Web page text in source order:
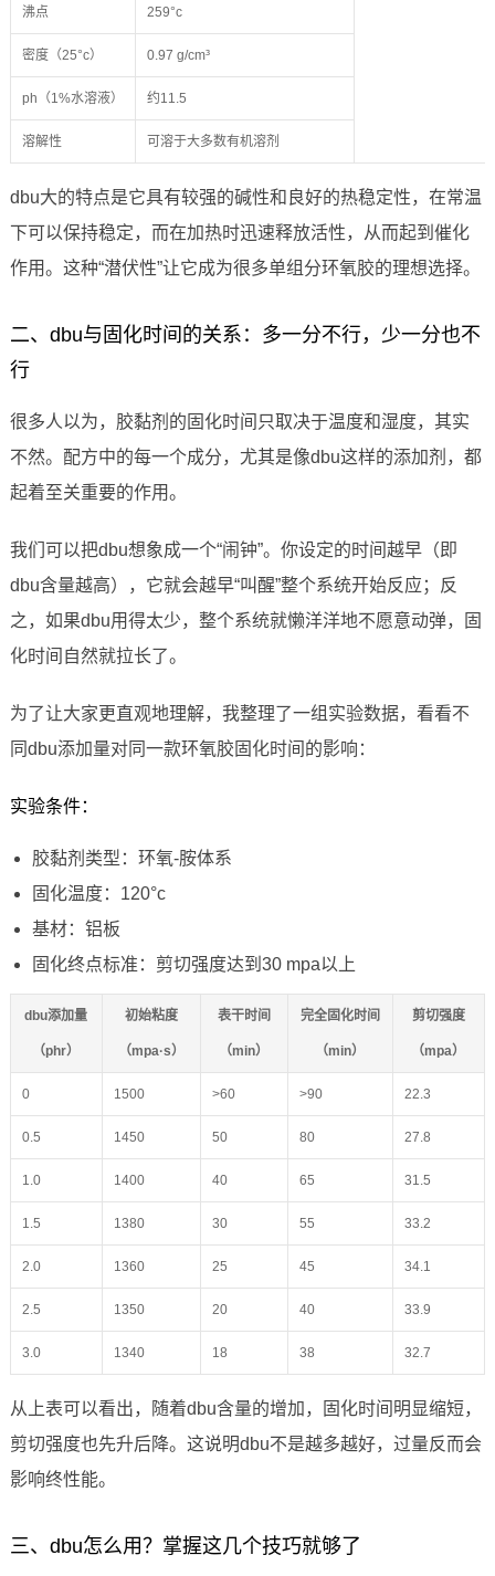
沸点 259°c
密度（25°c） 0.97 g/cm³
ph（1%水溶液） 约11.5
溶解性 可溶于大多数有机溶剂
dbu大的特点是它具有较强的碱性和良好的热稳定性，在常温
下可以保持稳定，而在加热时迅速释放活性，从而起到催化
作用。这种“潜伏性”让它成为很多单组分环氧胶的理想选择。
二、dbu与固化时间的关系：多一分不行，少一分也不
行
很多人以为，胶黏剂的固化时间只取决于温度和湿度，其实
不然。配方中的每一个成分，尤其是像dbu这样的添加剂，都
起着至关重要的作用。
我们可以把dbu想象成一个“闹钟”。你设定的时间越早（即
dbu含量越高），它就会越早“叫醒”整个系统开始反应；反
之，如果dbu用得太少，整个系统就懒洋洋地不愿意动弹，固
化时间自然就拉长了。
为了让大家更直观地理解，我整理了一组实验数据，看看不
同dbu添加量对同一款环氧胶固化时间的影响：
实验条件：
胶黏剂类型：环氧-胺体系
固化温度：120°c
基材：铝板
固化终点标准：剪切强度达到30 mpa以上
dbu添加量
（phr）
初始粘度
（mpa·s）
表干时间
（min）
完全固化时间
（min）
剪切强度
（mpa）
0 1500 >60 >90 22.3
0.5 1450 50 80 27.8
1.0 1400 40 65 31.5
1.5 1380 30 55 33.2
2.0 1360 25 45 34.1
2.5 1350 20 40 33.9
3.0 1340 18 38 32.7
从上表可以看出，随着dbu含量的增加，固化时间明显缩短，
剪切强度也先升后降。这说明dbu不是越多越好，过量反而会
影响终性能。
三、dbu怎么用？掌握这几个技巧就够了